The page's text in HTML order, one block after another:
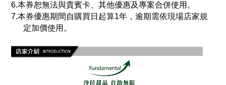
6.本券恕無法與貴賓卡、其他優惠及專案合併使用。
7.本券優惠期間自購買日起算1年，逾期需依現場店家規
定加價使用。